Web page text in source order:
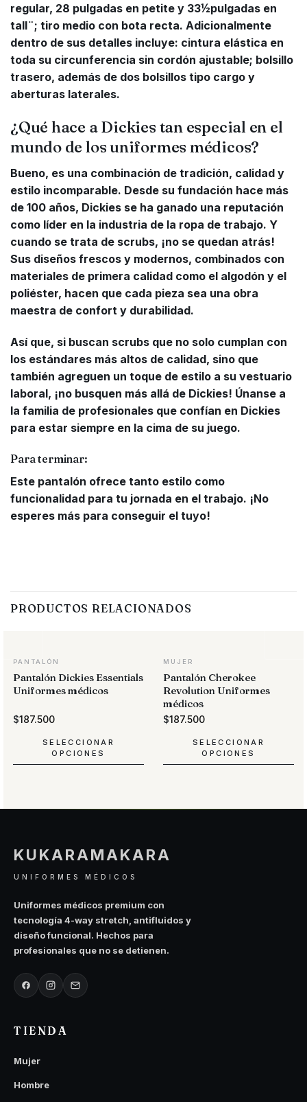
regular, 28 pulgadas en petite y 33½pulgadas en
tall¨; tiro medio con bota recta. Adicionalmente
dentro de sus detalles incluye: cintura elástica en
toda su circunferencia sin cordón ajustable; bolsillo
trasero, además de dos bolsillos tipo cargo y
aberturas laterales.
¿Qué hace a Dickies tan especial en el
mundo de los uniformes médicos?
Bueno, es una combinación de tradición, calidad y
estilo incomparable. Desde su fundación hace más
de 100 años, Dickies se ha ganado una reputación
como líder en la industria de la ropa de trabajo. Y
cuando se trata de scrubs, ¡no se quedan atrás!
Sus diseños frescos y modernos, combinados con
materiales de primera calidad como el algodón y el
poliéster, hacen que cada pieza sea una obra
maestra de confort y durabilidad.
Así que, si buscan scrubs que no solo cumplan con
los estándares más altos de calidad, sino que
también agreguen un toque de estilo a su vestuario
laboral, ¡no busquen más allá de Dickies! Únanse a
la familia de profesionales que confían en Dickies
para estar siempre en la cima de su juego.
Para terminar:
Este pantalón ofrece tanto estilo como
funcionalidad para tu jornada en el trabajo. ¡No
esperes más para conseguir el tuyo!
PRODUCTOS RELACIONADOS
PANTALÓN
Pantalón Dickies Essentials
Uniformes médicos
$187.500
SELECCIONAR
OPCIONES
opciones
se
elegir
en
la
de
producto
MUJER
Pantalón Cherokee
Revolution Uniformes
médicos
$187.500
SELECCIONAR
OPCIONES
opciones
en
KUKARAMAKARA
UNIFORMES MÉDICOS
Uniformes médicos premium con
tecnología 4-way stretch, antifluidos y
diseño funcional. Hechos para
profesionales que no se detienen.
TIENDA
Mujer
Hombre